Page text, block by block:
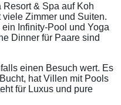
& Spa auf Koh
viele Zimmer und Suiten.
Infinity-Pool und Yoga
Dinner für Paare sind
einen Besuch wert. Es
hat Villen mit Pools
für Luxus und pure